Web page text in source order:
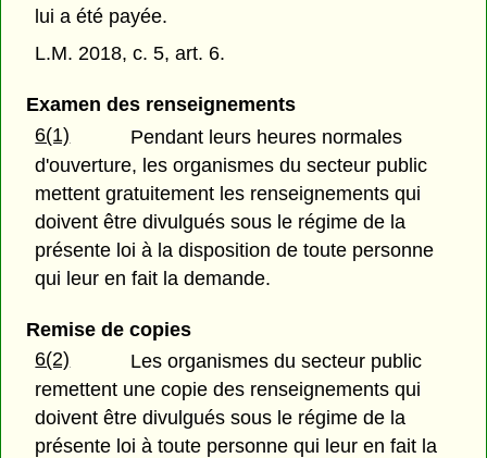
lui a été payée.
L.M. 2018, c. 5, art. 6.
Examen des renseignements
6(1)
Pendant leurs heures normales
d'ouverture, les organismes du secteur public
mettent gratuitement les renseignements qui
doivent être divulgués sous le régime de la
présente loi à la disposition de toute personne
qui leur en fait la demande.
Remise de copies
6(2)
Les organismes du secteur public
remettent une copie des renseignements qui
doivent être divulgués sous le régime de la
présente loi à toute personne qui leur en fait la